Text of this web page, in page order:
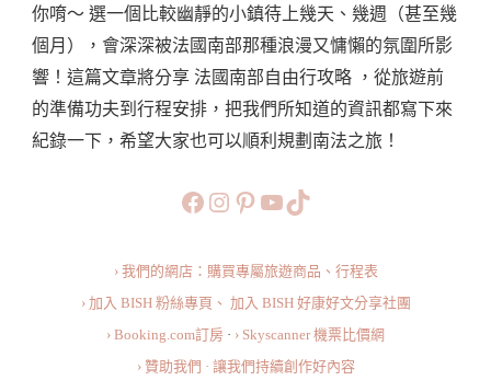
機
票
住
宿/
交
景
美
食/
消
費
你唷～ 選一個比較幽靜的小鎮待上幾天、幾週（甚至幾
個月），會深深被法國南部那種浪漫又慵懶的氛圍所影
響！這篇文章將分享 法國南部自由行攻略 ，從旅遊前
的準備功夫到行程安排，把我們所知道的資訊都寫下來
紀錄一下，希望大家也可以順利規劃南法之旅！
https://www.facebook.com/
https://
https://
旅行美食小短片TikTok
› 我們的網店：購買專屬旅遊商品、行程表
› 加入 BISH 粉絲專頁、 加入 BISH 好康好文分享社團
› Booking.com訂房 · › Skyscanner 機票比價網
› 贊助我們 · 讓我們持續創作好內容